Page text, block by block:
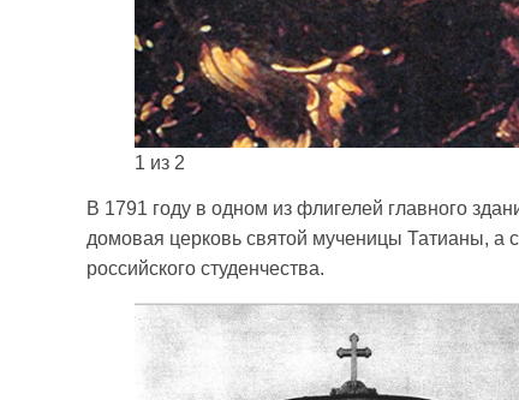
1 из 2
В 1791 году в одном из флигелей главного
домовая церковь святой мученицы Татианы, а
российского студенчества.